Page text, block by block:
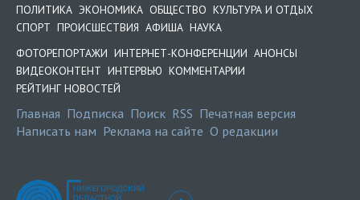
ПОЛИТИКА ЭКОНОМИКА ОБЩЕСТВО КУЛЬТУРА И ОТДЫХ
СПОРТ ПРОИСШЕСТВИЯ АФИША НАУКА
ФОТОРЕПОРТАЖИ ИНТЕРНЕТ-КОНФЕРЕНЦИИ АНОНСЫ
ВИДЕОКОНТЕНТ ИНТЕРВЬЮ КОММЕНТАРИИ
РЕЙТИНГ НОВОСТЕЙ
Главная Подписка Поиск RSS Печатная версия
Написать нам Реклама на сайте О редакции